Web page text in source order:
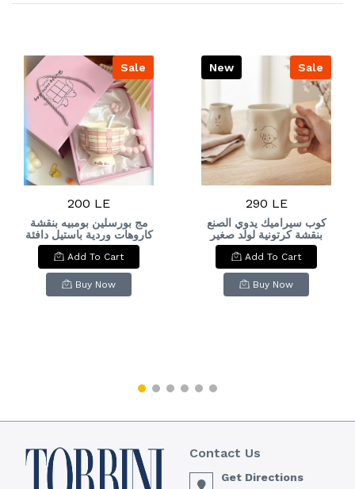
Sale
200 LE
مج بورسلين بومبيه بنقشة
كاروهات وردية باستيل دافئة
ومقبض بابلز فقاعي.& Pink
Plaid Patterned
Handmade Ceramic
Mug with Pink Bubble
Handle.
Add To Cart
Buy Now
Sale
New
290 LE
كوب سيراميك يدوي الصنع
بنقشة كرتونية لولد صغير
باللون الذهبي. &
Handmade Ceramic
Minimalist Cartoon
Boy Mug with Gold
Accents.
Add To Cart
Buy Now
Contact Us
Get Directions